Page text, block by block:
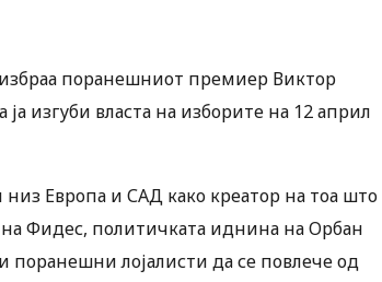
поранешниот премиер Виктор
изгуби власта на изборите на 12 април
Европа и САД како креатор на тоа што
на Фидес, политичката иднина на Орбан
поранешни лојалисти да се повлече од